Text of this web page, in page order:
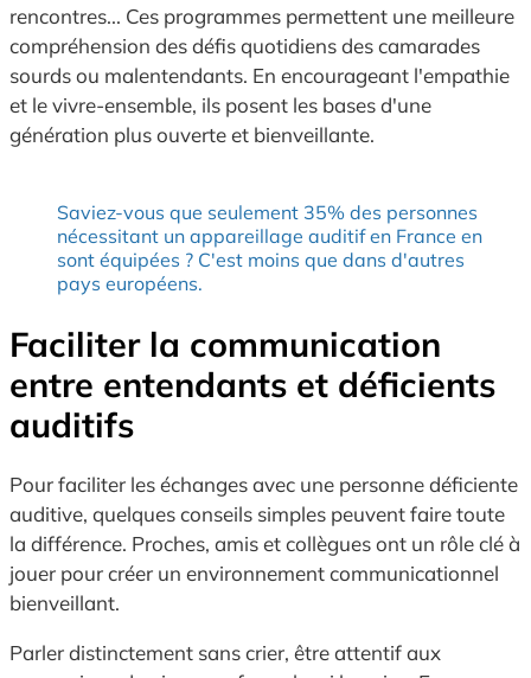
rencontres... Ces programmes permettent une meilleure
compréhension des défis quotidiens des camarades
sourds ou malentendants. En encourageant l'empathie
et le vivre-ensemble, ils posent les bases d'une
génération plus ouverte et bienveillante.
Saviez-vous que seulement 35% des personnes
nécessitant un appareillage auditif en France en
sont équipées ? C'est moins que dans d'autres
pays européens.
Faciliter la communication
entre entendants et déficients
auditifs
Pour faciliter les échanges avec une personne déficiente
auditive, quelques conseils simples peuvent faire toute
la différence. Proches, amis et collègues ont un rôle clé à
jouer pour créer un environnement communicationnel
bienveillant.
Parler distinctement sans crier, être attentif aux